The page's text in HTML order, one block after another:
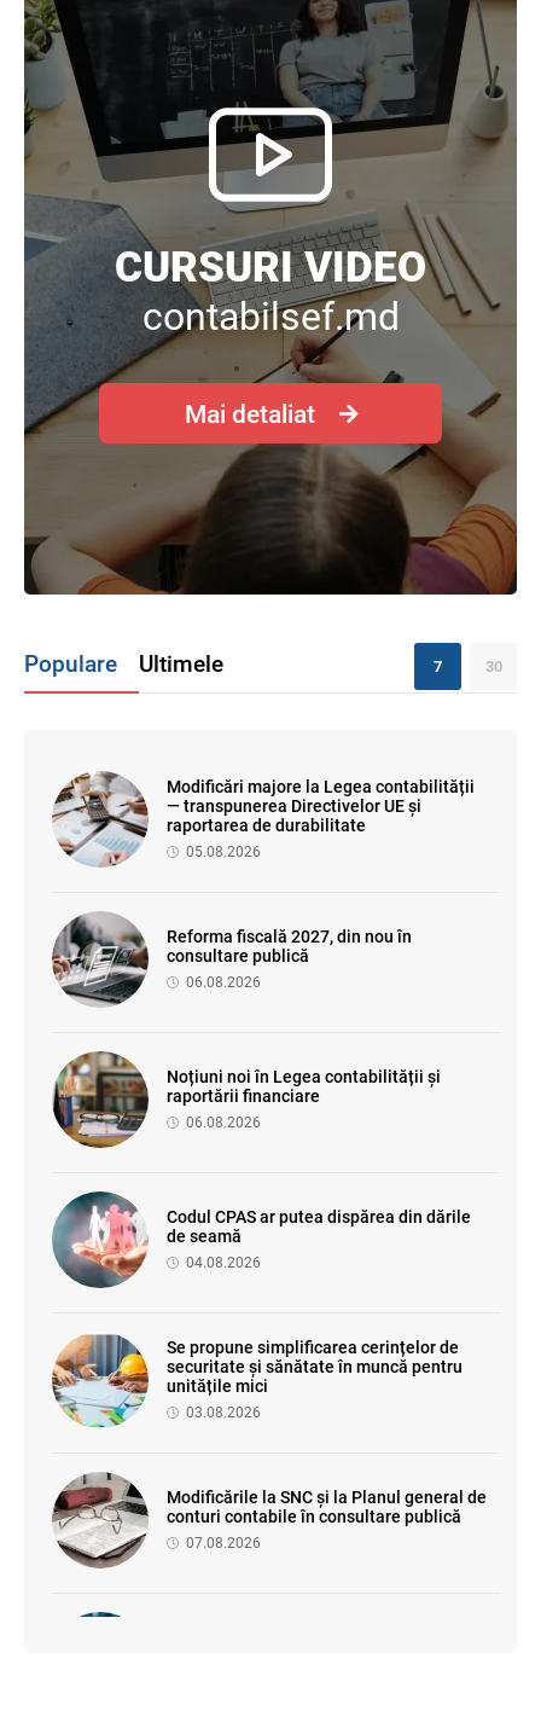
CURSURI VIDEO
contabilsef.md
Mai detaliat
Populare Ultimele 7 30
Modificări majore la Legea contabilității
— transpunerea Directivelor UE și
raportarea de durabilitate
05.08.2026
Reforma fiscală 2027, din nou în
consultare publică
06.08.2026
Noțiuni noi în Legea contabilității și
raportării financiare
06.08.2026
Codul CPAS ar putea dispărea din dările
de seamă
04.08.2026
Se propune simplificarea cerințelor de
securitate și sănătate în muncă pentru
unitățile mici
03.08.2026
Modificările la SNC și la Planul general de
conturi contabile în consultare publică
07.08.2026